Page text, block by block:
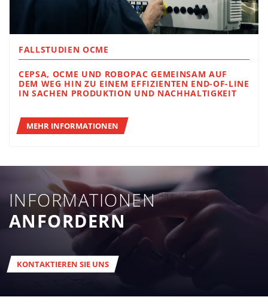
FALLSTUDIEN OCME
CEPSA, OCME UND ROBOPAC GEMEINSAM AUF
DEM WEG HIN ZU EINEM EFFIZIENTEN END-OF-LINE
IN SACHEN PRODUKTION UND NACHHALTIGKEIT
MEHR INFORMATIONEN
INFORMATIONEN
ANFORDERN
KONTAKTIEREN SIE UNS